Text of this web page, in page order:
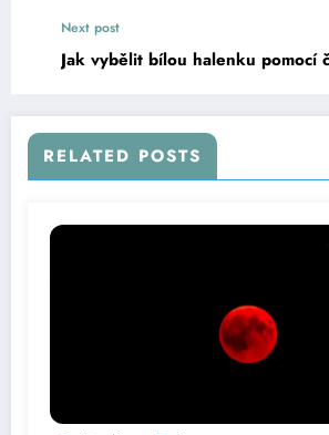
Next post
Jak vybělit bílou halenku pomocí
RELATED POSTS